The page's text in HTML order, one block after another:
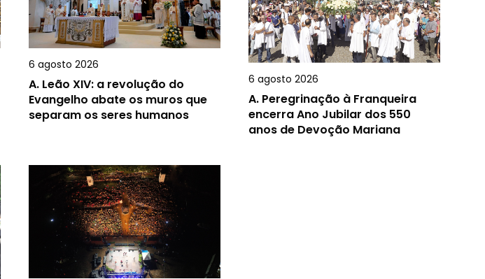
6 agosto 2026
A. Leão XIV: a revolução do
Evangelho abate os muros que
separam os seres humanos
6 agosto 2026
A. Peregrinação à Franqueira
encerra Ano Jubilar dos 550
anos de Devoção Mariana